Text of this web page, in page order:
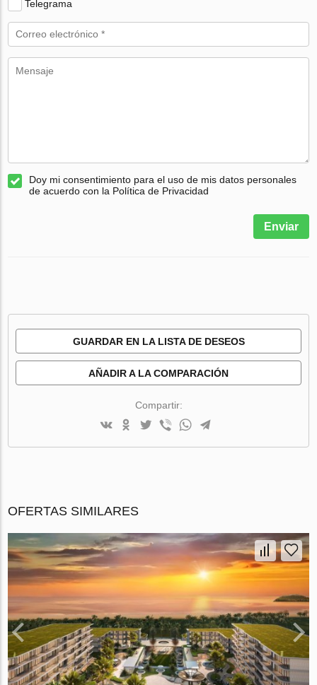
Telegrama
Doy mi consentimiento para el uso de mis datos personales
de acuerdo con la Política de Privacidad
Enviar
GUARDAR EN LA LISTA DE DESEOS
AÑADIR A LA COMPARACIÓN
Compartir:
OFERTAS SIMILARES